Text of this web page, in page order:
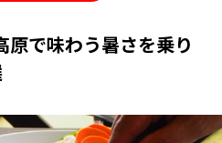
原で味わう暑さを乗り